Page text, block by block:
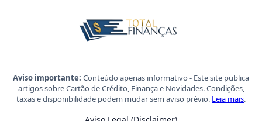
Aviso importante: Conteúdo apenas informativo - Este site publica
artigos sobre Cartão de Crédito, Finança e Novidades. Condições,
taxas e disponibilidade podem mudar sem aviso prévio. Leia mais.